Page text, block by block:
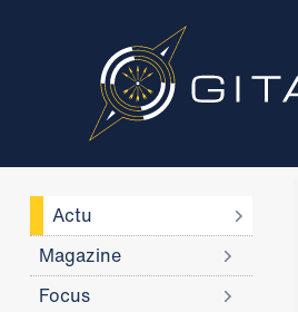
Actu
Magazine
Focus